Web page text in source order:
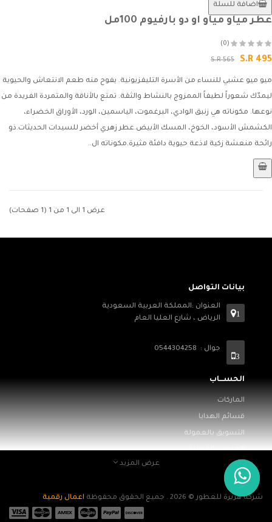
اضافة للسلة
عطر مياو مياو او دو بارفيوم 100مل
(0)
S.R 495
S.R 565
ميو ميو عشبي للنساء من الأسرة التليفزيونية. يفوح منه طعم الانتعاش والحيوية
ليمدّك شعوراً لطيفاً الممزوج بالنشاط والثقة. تمتع بالأناقة والمتمردة الفريدة من
نوعها. مكوناته هي زنبق الوادي، البرغموت، الياسمين، الورد، الأوراق الخضراء،
الكشمش الأسود، الخوخ، المسك الأبيض.عطر زهري أخضر للسيدات الحديثات.ذو
رائحة منعشة زكية لاذعة حيوية دافئة مثيرة.مكوناته ال..
عرض 1 الى 1 من 1 (1 صفحات)
بيانات التواصل
1
العنوان :المملكة العربية السعودية
الرياض ، شارع العليا العام
3
جوال : 0544304258
الحســـاب
الماركات
قسائم الهدايا
التسويق بالعمولة
العروض المميزة
معلومـــات
من نحن
عرض المزيد
شركة هريرة للعطور © 2026 . جميع الحقوق محفوظة اعمال رقمية